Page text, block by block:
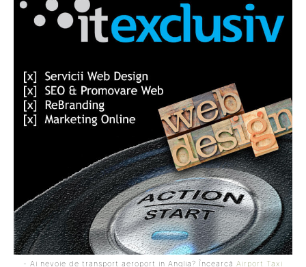
- Ai nevoie de transport aeroport in Anglia? Încearcă Airport Taxi